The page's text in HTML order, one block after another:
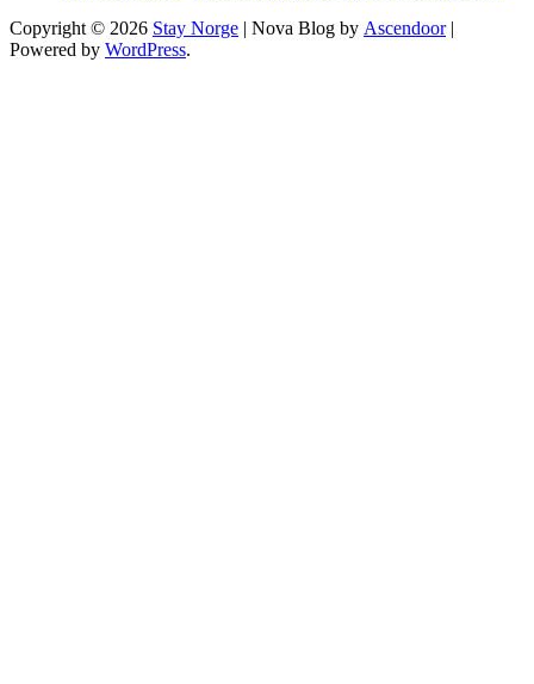
Copyright © 2026 Stay Norge | Nova Blog by Ascendoor|
Powered by WordPress.